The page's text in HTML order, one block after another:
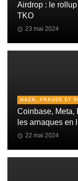
Airdrop : le
TKO
23 mai 2024
HACK, FRAUDE ET
Coinbase, Meta,
les arnaques en
22 mai 2024